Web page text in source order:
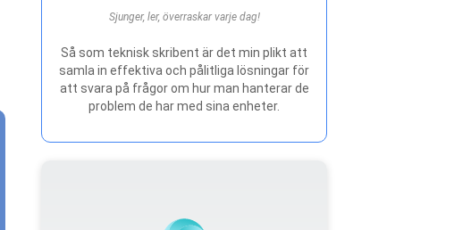
Sjunger, ler, överraskar varje dag!
Så som teknisk skribent är det min plikt att
samla in effektiva och pålitliga lösningar för
att svara på frågor om hur man hanterar de
problem de har med sina enheter.